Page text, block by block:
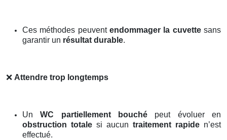
Ces méthodes peuvent endommager la cuvettesans
garantir un résultat durable.
❌ Attendre trop longtemps
UnWC partiellement bouché peut évoluer en
obstruction totale si aucun traitement rapide n’est
effectué.